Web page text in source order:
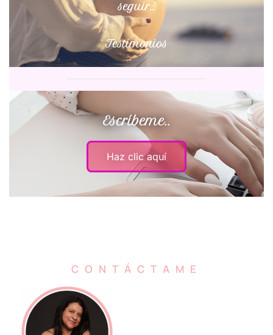
seguir…
Testimonios
Escríbeme..
Haz clic aquí
CONTÁCTAME